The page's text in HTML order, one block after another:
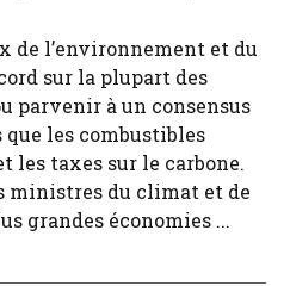
de l’environnement et du
sur la plupart des
parvenir à un consensus
les combustibles
les taxes sur le carbone.
ministres du climat et de
grandes économies ...